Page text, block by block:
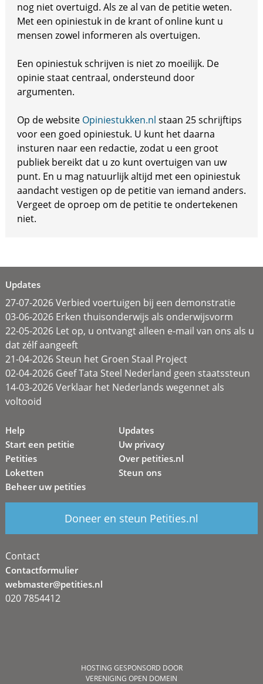
nog niet overtuigd. Als ze al van de petitie weten.
Met een opiniestuk in de krant of online kunt u
mensen zowel informeren als overtuigen.
Een opiniestuk schrijven is niet zo moeilijk. De
opinie staat centraal, ondersteund door
argumenten.
Op de website Opiniestukken.nl staan 25 schrijftips
voor een goed opiniestuk. U kunt het daarna
insturen naar een redactie, zodat u een groot
publiek bereikt dat u zo kunt overtuigen van uw
punt. En u mag natuurlijk altijd met een opiniestuk
aandacht vestigen op de petitie van iemand anders.
Vergeet de oproep om de petitie te ondertekenen
niet.
Updates
27-07-2026 Verbied voertuigen bij een demonstratie
03-06-2026 Erken thuisonderwijs als onderwijsvorm
22-05-2026 Let op, u ontvangt alleen e-mail van ons als u
dat zélf aangeeft
21-04-2026 Steun het Groen Staal Project
02-04-2026 Geef Tata Steel Nederland geen staatssteun
14-03-2026 Verklaar het Nederlands wegennet als
voltooid
Help
Start een petitie
Petities
Loketten
Beheer uw petities
Updates
Uw privacy
Over petities.nl
Steun ons
Doneer en steun Petities.nl
Contact
Contactformulier
webmaster@petities.nl
020 7854412
HOSTING GESPONSORD DOOR
VERENIGING OPEN DOMEIN